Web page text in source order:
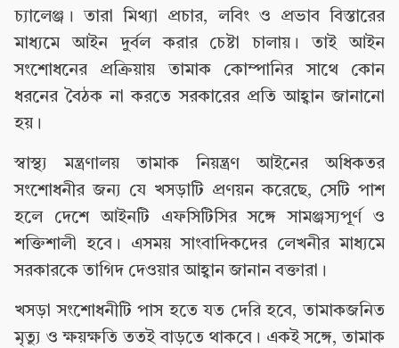
চ্যালেঞ্জ। তারা মিথ্যা প্রচার, লবিং ও প্রভাব বিস্তারের
মাধ্যমে আইন দুর্বল করার চেষ্টা চালায়। তাই আইন
সংশোধনের প্রক্রিয়ায় তামাক কোম্পানির সাথে কোন
ধরনের বৈঠক না করতে সরকারের প্রতি আহ্বান জানানো
হয়।
স্বাস্থ্য মন্ত্রণালয় তামাক নিয়ন্ত্রণ আইনের অধিকতর
সংশোধনীর জন্য যে খসড়াটি প্রণয়ন করেছে, সেটি পাশ
হলে দেশে আইনটি এফসিটিসির সঙ্গে সামঞ্জস্যপূর্ণ ও
শক্তিশালী হবে। এসময় সাংবাদিকদের লেখনীর মাধ্যমে
সরকারকে তাগিদ দেওয়ার আহ্বান জানান বক্তারা।
খসড়া সংশোধনীটি পাস হতে যত দেরি হবে, তামাকজনিত
মৃত্যু ও ক্ষয়ক্ষতি ততই বাড়তে থাকবে। একই সঙ্গে, তামাক